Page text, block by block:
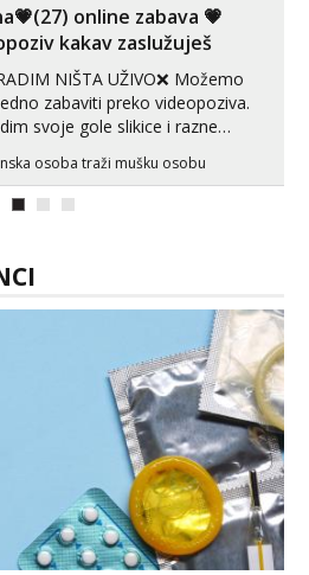
halteri, haljine, štikle,
itd. Nudim svakakva videa
puš...
online zabava 💗
kakav zaslužuješ
NIŠTA UŽIVO❌ Možemo
zabaviti preko videopoziva.
svoje gole slikice i razne
🤩 Za online zabavu pošalji
na Whatsapp, Telegram ili Viber.
osoba traži mušku osobu